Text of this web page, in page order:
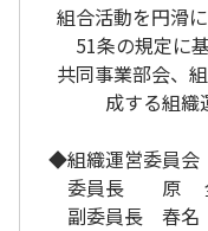
組合活動を円滑
51条の規定に
共同事業部会、
成する組織
◆組織運営委員会
委員長 原 全
副委員長 春